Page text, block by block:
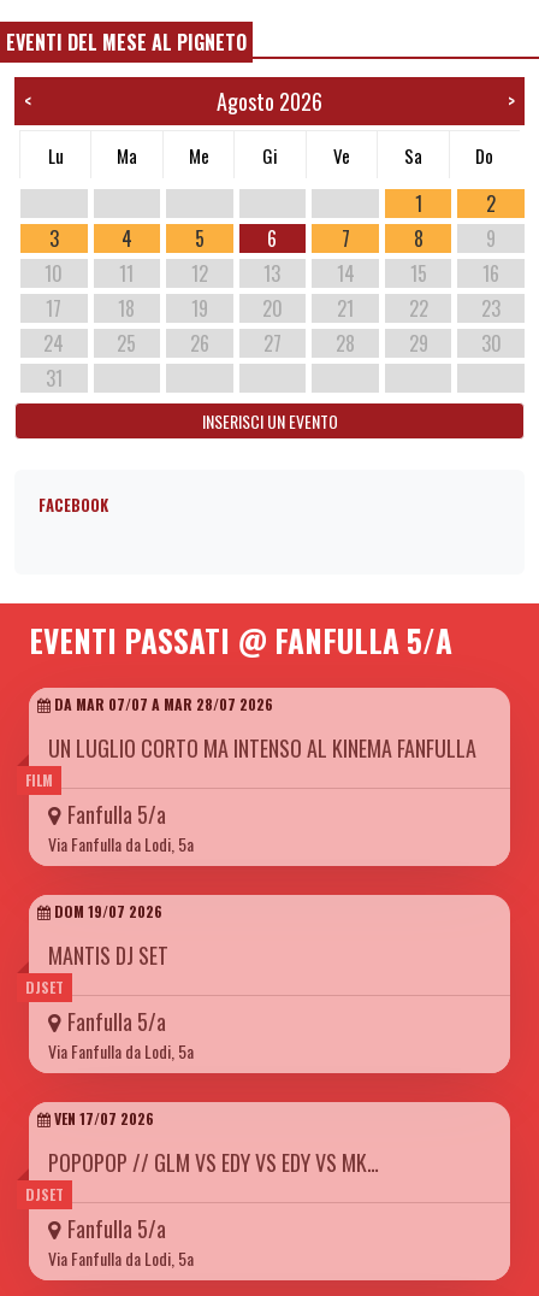
EVENTI DEL MESE AL PIGNETO
< Agosto 2026 >
Lu Ma Me Gi Ve Sa Do
1
2
3
4 5 6 7 8
9
10
11 12 13 14 15
16
17
18 19 20 21 22
23
24
25 26 27 28 29
30
31
INSERISCI UN EVENTO
FACEBOOK
EVENTI PASSATI @ FANFULLA 5/A
FILM
DA MAR 07/07 A MAR 28/07 2026
UN LUGLIO CORTO MA INTENSO AL KINEMA FANFULLA
Fanfulla 5/a
Via Fanfulla da Lodi, 5a
DJSET
DOM 19/07 2026
MANTIS DJ SET
Fanfulla 5/a
Via Fanfulla da Lodi, 5a
DJSET
VEN 17/07 2026
POPOPOP // GLM VS EDY VS EDY VS MK…
Fanfulla 5/a
Via Fanfulla da Lodi, 5a